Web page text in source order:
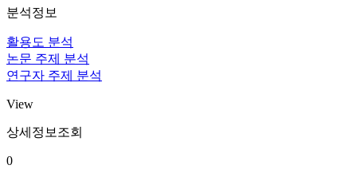
분석정보
활용도 분석
논문 주제 분석
연구자 주제 분석
View
상세정보조회
0